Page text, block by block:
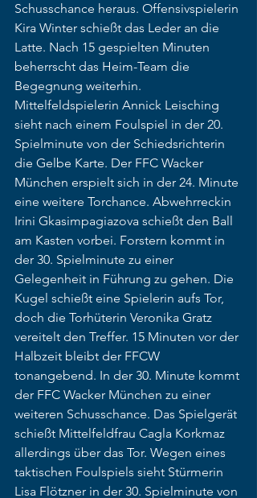
Schusschance heraus. Offensivspielerin
Kira Winter schießt das Leder an die
Latte. Nach 15 gespielten Minuten
beherrscht das Heim-Team die
Begegnung weiterhin.
Mittelfeldspielerin Annick Leisching
sieht nach einem Foulspiel in der 20.
Spielminute von der Schiedsrichterin
die Gelbe Karte. Der FFC Wacker
München erspielt sich in der 24. Minute
eine weitere Torchance. Abwehrreckin
Irini Gkasimpagiazova schießt den Ball
am Kasten vorbei. Forstern kommt in
der 30. Spielminute zu einer
Gelegenheit in Führung zu gehen. Die
Kugel schießt eine Spielerin aufs Tor,
doch die Torhüterin Veronika Gratz
vereitelt den Treffer. 15 Minuten vor der
Halbzeit bleibt der FFCW
tonangebend. In der 30. Minute kommt
der FFC Wacker München zu einer
weiteren Schusschance. Das Spielgerät
schießt Mittelfeldfrau Cagla Korkmaz
allerdings über das Tor. Wegen eines
taktischen Foulspiels sieht Stürmerin
Lisa Flötzner in der 30. Spielminute von